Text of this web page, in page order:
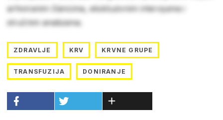
arhiviranim člancima, ekskluzivnim intervjuima i
stručnim analizama.
ZDRAVLJE KRV KRVNE GRUPE
TRANSFUZIJA DONIRANJE